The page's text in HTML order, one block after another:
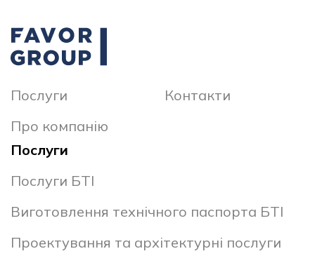
Послуги
Про компанію
Контакти
Послуги
Послуги БТІ
Виготовлення технічного паспорта БТІ
Проектування та архітектурні послуги